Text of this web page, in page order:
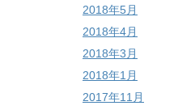
2018年5月
2018年4月
2018年3月
2018年1月
2017年11月